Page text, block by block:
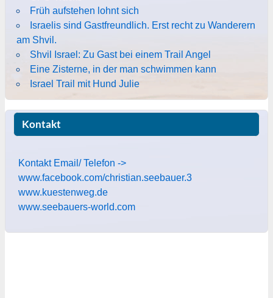
Früh aufstehen lohnt sich
Israelis sind Gastfreundlich. Erst recht zu Wanderern
am Shvil.
Shvil Israel: Zu Gast bei einem Trail Angel
Eine Zisterne, in der man schwimmen kann
Israel Trail mit Hund Julie
Kontakt
Kontakt Email/ Telefon ->
www.facebook.com/christian.seebauer.3
www.kuestenweg.de
www.seebauers-world.com